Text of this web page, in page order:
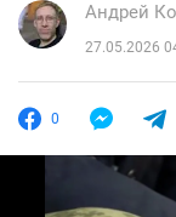
Андрей
27.05.2026
0